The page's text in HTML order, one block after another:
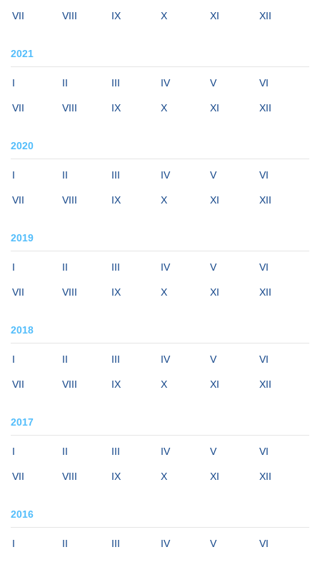
VII VIII IX X XI XII
2021
I II III IV V VI
VII VIII IX X XI XII
2020
I II III IV V VI
VII VIII IX X XI XII
2019
I II III IV V VI
VII VIII IX X XI XII
2018
I II III IV V VI
VII VIII IX X XI XII
2017
I II III IV V VI
VII VIII IX X XI XII
2016
I II III IV V VI